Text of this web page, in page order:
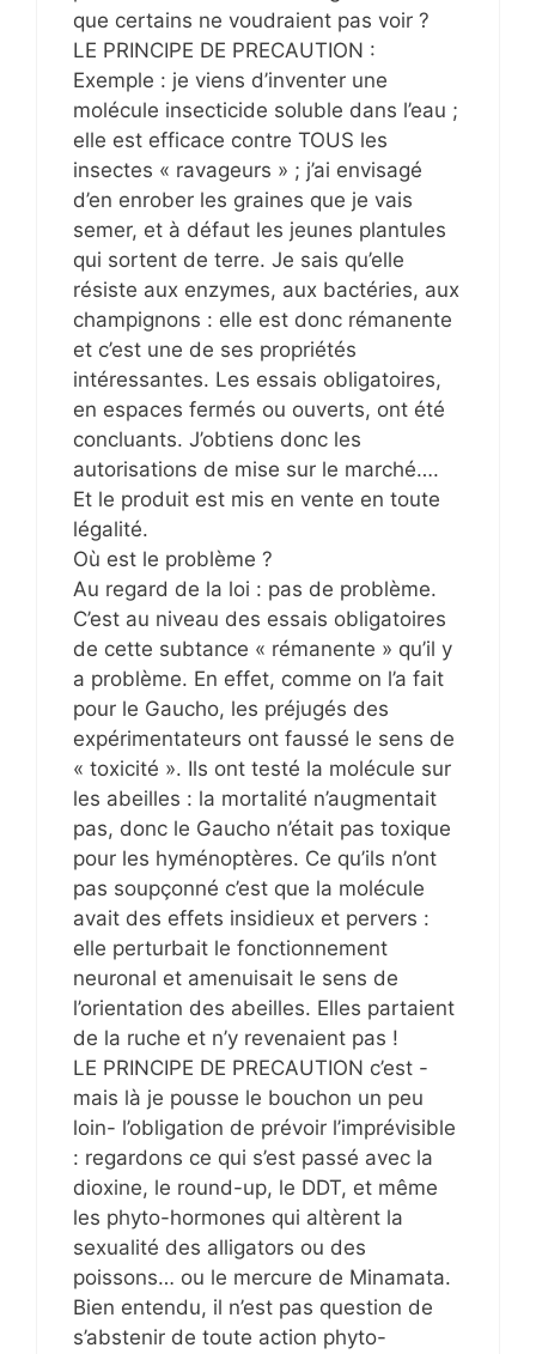
que certains ne voudraient pas voir ?
LE PRINCIPE DE PRECAUTION :
Exemple : je viens d’inventer une
molécule insecticide soluble dans l’eau ;
elle est efficace contre TOUS les
insectes « ravageurs » ; j’ai envisagé
d’en enrober les graines que je vais
semer, et à défaut les jeunes plantules
qui sortent de terre. Je sais qu’elle
résiste aux enzymes, aux bactéries, aux
champignons : elle est donc rémanente
et c’est une de ses propriétés
intéressantes. Les essais obligatoires,
en espaces fermés ou ouverts, ont été
concluants. J’obtiens donc les
autorisations de mise sur le marché….
Et le produit est mis en vente en toute
légalité.
Où est le problème ?
Au regard de la loi : pas de problème.
C’est au niveau des essais obligatoires
de cette subtance « rémanente » qu’il y
a problème. En effet, comme on l’a fait
pour le Gaucho, les préjugés des
expérimentateurs ont faussé le sens de
« toxicité ». Ils ont testé la molécule sur
les abeilles : la mortalité n’augmentait
pas, donc le Gaucho n’était pas toxique
pour les hyménoptères. Ce qu’ils n’ont
pas soupçonné c’est que la molécule
avait des effets insidieux et pervers :
elle perturbait le fonctionnement
neuronal et amenuisait le sens de
l’orientation des abeilles. Elles partaient
de la ruche et n’y revenaient pas !
LE PRINCIPE DE PRECAUTION c’est -
mais là je pousse le bouchon un peu
loin- l’obligation de prévoir l’imprévisible
: regardons ce qui s’est passé avec la
dioxine, le round-up, le DDT, et même
les phyto-hormones qui altèrent la
sexualité des alligators ou des
poissons… ou le mercure de Minamata.
Bien entendu, il n’est pas question de
s’abstenir de toute action phyto-